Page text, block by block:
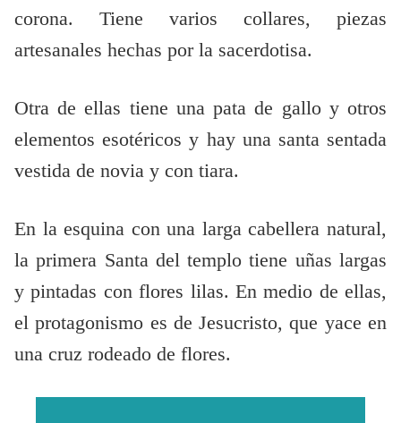
corona. Tiene varios collares, piezas
artesanales hechas por la sacerdotisa.
Otra de ellas tiene una pata de gallo y otros
elementos esotéricos y hay una santa sentada
vestida de novia y con tiara.
En la esquina con una larga cabellera natural,
la primera Santa del templo tiene uñas largas
y pintadas con flores lilas. En medio de ellas,
el protagonismo es de Jesucristo, que yace en
una cruz rodeado de flores.